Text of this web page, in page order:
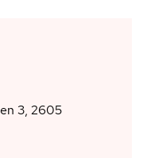
3, 2605